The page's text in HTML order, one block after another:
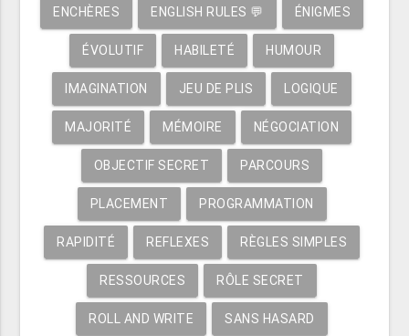
ENCHÈRES ENGLISH RULES 💬 ÉNIGMES
ÉVOLUTIF HABILETÉ HUMOUR
IMAGINATION JEU DE PLIS LOGIQUE
MAJORITÉ MÉMOIRE NÉGOCIATION
OBJECTIF SECRET PARCOURS
PLACEMENT PROGRAMMATION
RAPIDITÉ REFLEXES RÈGLES SIMPLES
RESSOURCES RÔLE SECRET
ROLL AND WRITE SANS HASARD